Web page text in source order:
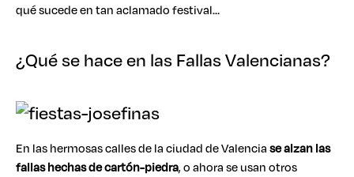
qué sucede en tan aclamado festival…
¿Qué se hace en las Fallas Valencianas?
En las hermosas calles de la ciudad de Valenciase alzan las
fallas hechas de cartón-piedra, o ahora se usan otros